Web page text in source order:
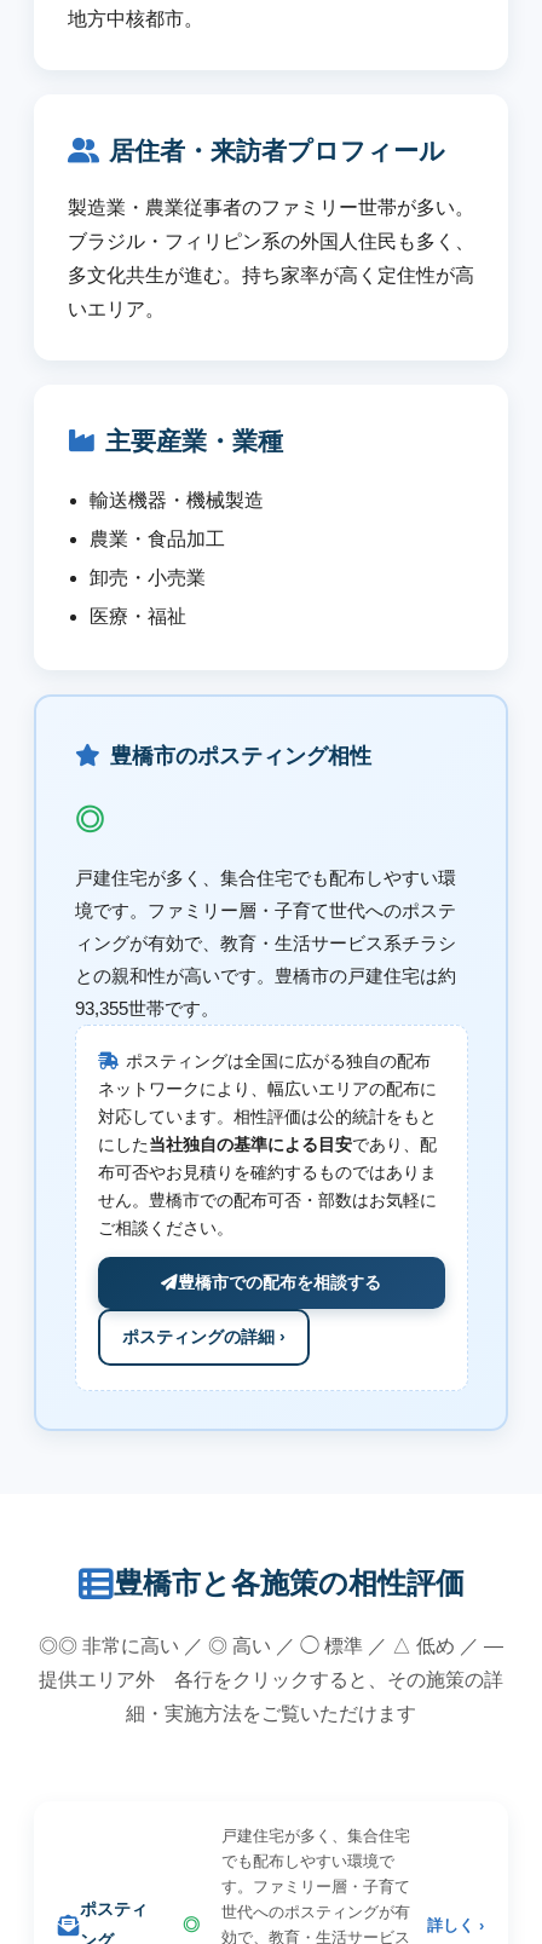
地方中核都市。
居住者・来訪者プロフィール
製造業・農業従事者のファミリー世帯が多い。
ブラジル・フィリピン系の外国人住民も多く、
多文化共生が進む。持ち家率が高く定住性が高
いエリア。
主要産業・業種
輸送機器・機械製造
農業・食品加工
卸売・小売業
医療・福祉
豊橋市のポスティング相性
◎
戸建住宅が多く、集合住宅でも配布しやすい環
境です。ファミリー層・子育て世代へのポステ
ィングが有効で、教育・生活サービス系チラシ
との親和性が高いです。豊橋市の戸建住宅は約
93,355世帯です。
ポスティングは全国に広がる独自の配布
ネットワークにより、幅広いエリアの配布に
対応しています。相性評価は公的統計をもと
にした当社独自の基準による目安であり、配
布可否やお見積りを確約するものではありま
せん。豊橋市での配布可否・部数はお気軽に
ご相談ください。
豊橋市での配布を相談する
ポスティングの詳細 ›
豊橋市と各施策の相性評価
◎◎ 非常に高い ／ ◎ 高い ／ ◯ 標準 ／ △ 低め ／ —
提供エリア外 各行をクリックすると、その施策の詳
細・実施方法をご覧いただけます
ポスティ
◎
戸建住宅が多く、集合住宅
でも配布しやすい環境で
す。ファミリー層・子育て
世代へのポスティングが有
効で、教育・生活サービス
詳しく ›